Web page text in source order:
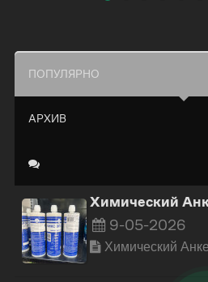
ПОПУЛЯРНО
АРХИВ
Химический
9-05-2026
Химический